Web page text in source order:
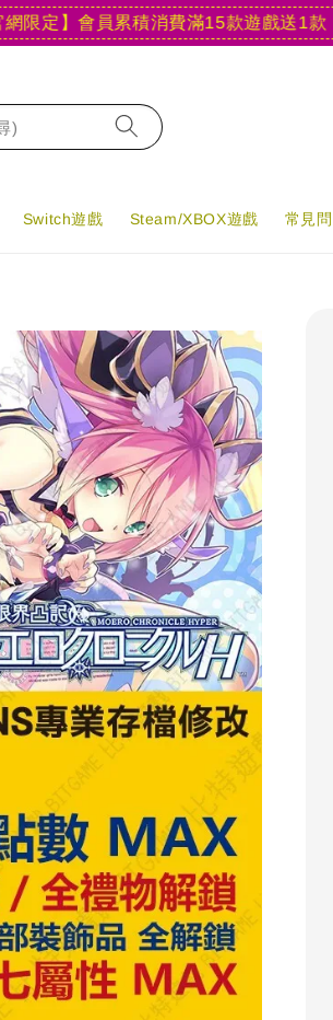
會員累積消費滿15款遊戲送1款！消費
)
Switch遊戲 Steam/XBOX遊戲 常見